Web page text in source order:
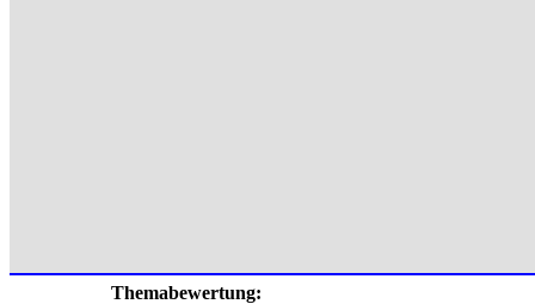
Themabewertung: